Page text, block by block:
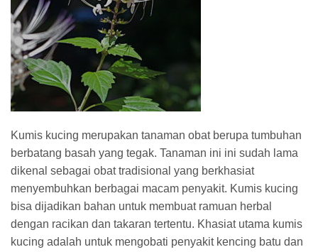
Kumis kucing merupakan tanaman obat berupa tumbuhan
berbatang basah yang tegak. Tanaman ini ini sudah lama
dikenal sebagai obat tradisional yang berkhasiat
menyembuhkan berbagai macam penyakit. Kumis kucing
bisa dijadikan bahan untuk membuat ramuan herbal
dengan racikan dan takaran tertentu. Khasiat utama kumis
kucing adalah untuk mengobati penyakit kencing batu dan